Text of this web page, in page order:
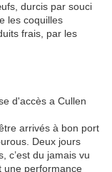
durcis par souci
les coquilles
frais, par les
Cullen
arrivés à bon port
Deux jours
c’est du jamais vu
une performance